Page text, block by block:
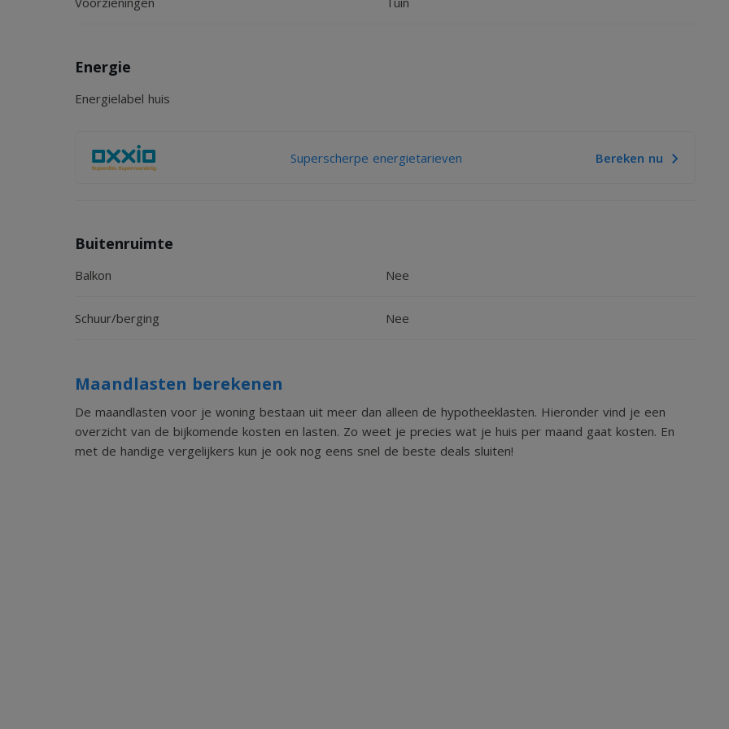
Energie
Energielabel huis
Superscherpe energietarieven Bereken nu
Buitenruimte
Balkon Nee
Schuur/berging Nee
Maandlasten berekenen
De maandlasten voor je woning bestaan uit meer dan alleen de hypotheeklasten. Hieronder vind je een
overzicht van de bijkomende kosten en lasten. Zo weet je precies wat je huis per maand gaat kosten. En
met de handige vergelijkers kun je ook nog eens snel de beste deals sluiten!